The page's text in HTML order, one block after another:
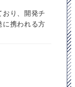
り、開発チ
に携われる方